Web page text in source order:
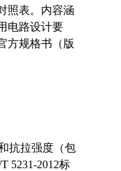
照表。内容涵
电路设计要
方规格书（版
抗拉强度（包
5231-2012标